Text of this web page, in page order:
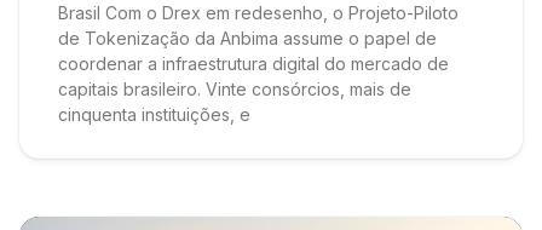
Brasil Com o Drex em redesenho, o Projeto-Piloto
de Tokenização da Anbima assume o papel de
coordenar a infraestrutura digital do mercado de
capitais brasileiro. Vinte consórcios, mais de
cinquenta instituições, e